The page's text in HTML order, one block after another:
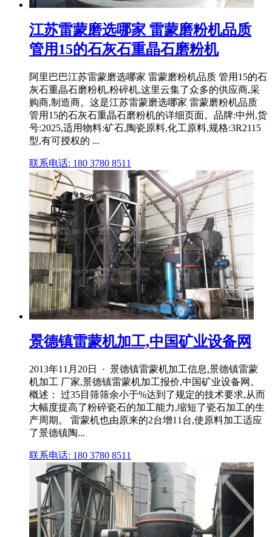
江苏雷蒙磨选哪家 雷蒙磨粉机品质
管用15的石灰石重晶石磨粉机
阿里巴巴江苏雷蒙磨选哪家 雷蒙磨粉机品质 管用15的石
灰石重晶石磨粉机,粉碎机,这里云集了众多的供应商,采
购商,制造商。这是江苏雷蒙磨选哪家 雷蒙磨粉机品质
管用15的石灰石重晶石磨粉机的详细页面。品牌:中州,货
号:2025,适用物料:矿石,陶瓷原料,化工原料,规格:3R2115
型,有可授权的 ...
联系电话: 180 3780 8511
景德镇雷蒙机加工,中国矿业设备网
2013年11月20日 · 景德镇雷蒙机加工信息,景德镇雷蒙
机加工 厂家,景德镇雷蒙机加工报价,中国矿业设备网。
概述： 过35目筛筛余小于%达到了规定的技术要求,从而
大幅度提高了粉碎瓷石的加工能力,缩短了瓷石加工的生
产周期。 雷蒙机也由原来的2台增11台,使原料加工适应
了景德镇陶...
联系电话: 180 3780 8511